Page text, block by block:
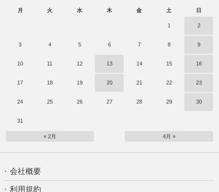
月 火 水 木 金 土 日
1 2
3 4 5 6 7 8 9
10 11 12 13 14 15 16
17 18 19 20 21 22 23
24 25 26 27 28 29 30
31
« 2月 4月 »
会社概要
利用規約